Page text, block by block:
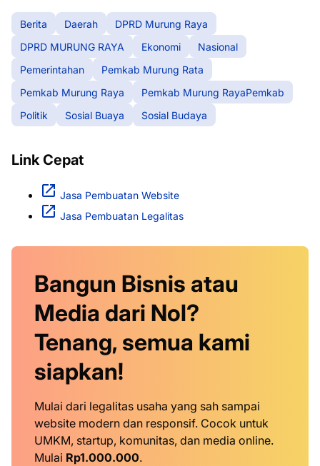
Berita Daerah
DPRD Murung Raya
DPRD MURUNG RAYA
Ekonomi
Nasional
Pemerintahan
Pemkab Murung Rata
Pemkab Murung Raya
Pemkab Murung RayaPemkab
Politik
Sosial Buaya Sosial Budaya
Link Cepat
Jasa Pembuatan Website
Jasa Pembuatan Legalitas
Bangun Bisnis atau
Media dari Nol?
Tenang, semua kami
siapkan!
Mulai dari legalitas usaha yang sah sampai
website modern dan responsif. Cocok untuk
UMKM, startup, komunitas, dan media online.
Mulai Rp1.000.000.